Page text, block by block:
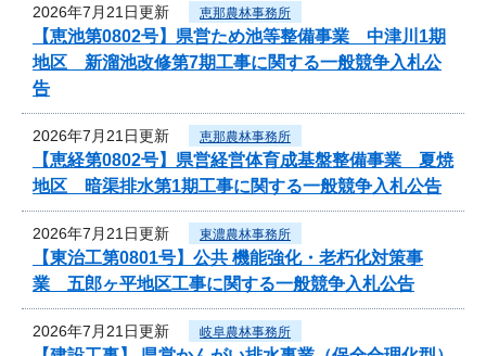
2026年7月21日更新 恵那農林事務所
【恵池第0802号】県営ため池等整備事業 中津川1期
地区 新溜池改修第7期工事に関する一般競争入札公
告
2026年7月21日更新 恵那農林事務所
【恵経第0802号】県営経営体育成基盤整備事業 夏焼
地区 暗渠排水第1期工事に関する一般競争入札公告
2026年7月21日更新 東濃農林事務所
【東治工第0801号】公共 機能強化・老朽化対策事
業 五郎ヶ平地区工事に関する一般競争入札公告
2026年7月21日更新 岐阜農林事務所